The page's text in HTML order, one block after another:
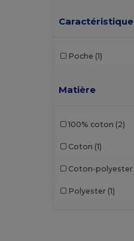
Caractéristique
Poche (1)
Matière
100% coton (2)
Coton (1)
Coton-polyester
Polyester (1)